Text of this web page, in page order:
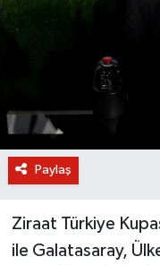
Paylaş
Ziraat Türkiye
ile Galatasaray,
KURUMSAL